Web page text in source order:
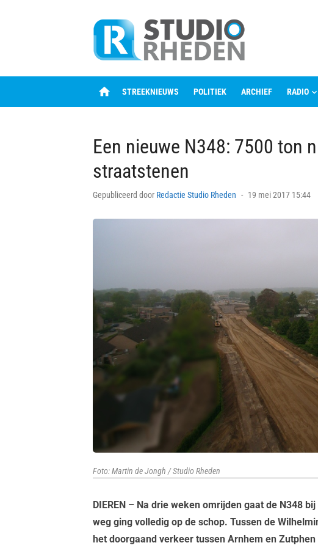
home STREEKNIEUWS POLITIEK ARCHIEF RADIO
Een nieuwe N348: 7500 ton
straatstenen
Gepubliceerd door Redactie Studio Rheden
Posted
19 mei 2017 15:44
Foto: Martin de Jongh / Studio Rheden
DIEREN – Na drie weken omrijden gaat de N348
weg ging volledig op de schop. Tussen de
het doorgaand verkeer tussen Arnhem en